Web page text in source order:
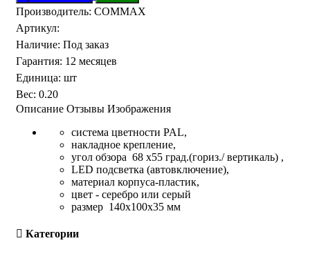
Производитель: COMMAX
Артикул:
Наличие: Под заказ
Гарантия: 12 месяцев
Единица: шт
Вес: 0.20
Описание Отзывы Изображения
система цветности PAL,
накладное крепление,
угол обзора 68 х55 град.(гориз./ вертикаль) ,
LED подсветка (автовключение),
материал корпуса-пластик,
цвет - серебро или серый
размер 140х100х35 мм
Категории